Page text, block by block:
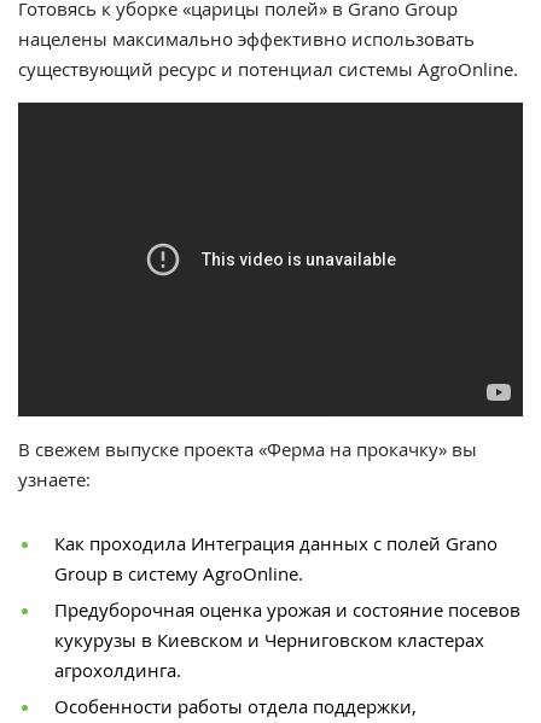
Готовясь к уборке «царицы полей» в Grano Group
нацелены максимально эффективно использовать
существующий ресурс и потенциал системы AgroOnline.
В свежем выпуске проекта «Ферма на прокачку» вы
узнаете:
Как проходила Интеграция данных с полей Grano
Group в систему AgroOnline.
Предуборочная оценка урожая и состояние посевов
кукурузы в Киевском и Черниговском кластерах
агрохолдинга.
Особенности работы отдела поддержки,